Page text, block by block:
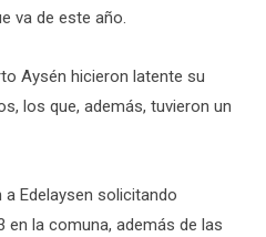
va de este año.
Aysén hicieron latente su
los que, además, tuvieron un
Edelaysen solicitando
la comuna, además de las